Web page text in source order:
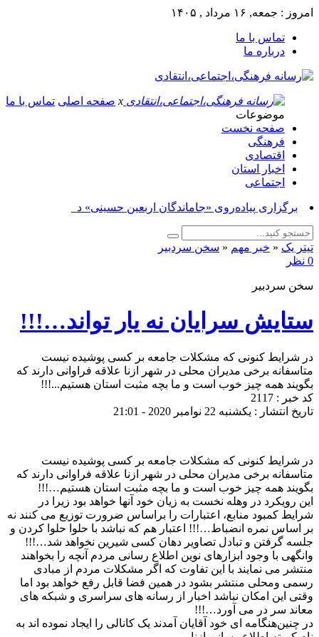
امروز : جمعه, ۱۶ مرداد , ۱۴۰۵
تماس با ما
درباره ما
x صفحه اصلی تماس با ما
موضوعات
صفحه نخست
فرهنگی
اقتصادی
اخبار استان
اجتماعی
برگزاری پیاده‌روی «جاماندگان اربعین حسینی» در شهرستا_
تیتر یک « خبر مهم « سخن سردبیر
0 نظر
سخن سردبیر
ستایش سرایان نه یار تواند…!!!
در شرایط کنونی که مشکلات جامعه بر کسی پوشیده نیست
متاسفانه برخی مدیران محلی در شهر ازنا علاقه فراوانی دارند که
بگویند همه چیز خوب است و ما بچه مثبت استان هستیم...!!!
کد خبر : 2117
تاریخ انتشار : یکشنبه 22 نوامبر 2020 - 21:01
در شرایط کنونی که مشکلات جامعه بر کسی پوشیده نیست
متاسفانه برخی مدیران محلی در شهر ازنا علاقه فراوانی دارند که
بگویند همه چیز خوب است و ما بچه مثبت استان هستیم…!!!
این رویکرد در وهله نخست به زیان خود آنها خواهد بود زیرا در
شرایط کمبود منابع، اعتبارات را براساس ضرورت توزیع می کنند نه
بر اساس نمره انضباط…!!! اعتبار هم که نباشد با حلوا حلوا کردن و
جلسه گرفتن و تبادل تصاویر دهان کسی شیرین نخواهد شد…!!!
وانگهی با وجود ابزارهای نوین اطلاع رسانی مردم آنچه را بخواهند
منتشر می نمایند با این تفاوت که اگر مشکلات مردم از مبادی
رسمی و‌محلی منتشر بشود در همین فضا قابل رفع خواهد بود اما
وقتی این امکان نباشد اخبار از رسانه های سراسری و شبکه های
معاند سر در می آورد…!!!
در چنین‌هنگامه ای خود آقایان آمدند یک کانالی را ایجاد نموده اند به